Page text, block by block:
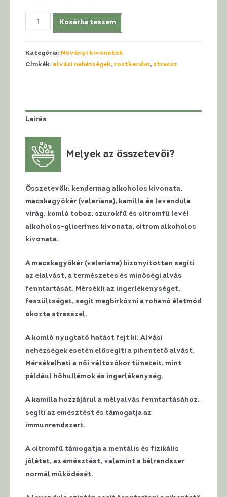
HerbaClass
Természetes
Kivonat
Kosárba teszem
Kategória: Növényi kivonatok
Címkék: alvási nehézségek, rostkender, stressz
Leírás
Melyek az összetevői?
Összetevők: kendermag alkoholos kivonata,
macskagyökér (valeriana), kamilla és levendula
virág, komló toboz, szurokfű és citromfű levél
alkoholos-glicerines kivonata, citrom alkoholos
kivonata.
A macskagyökér (veleriana) bizonyítottan segíti
az elalvást, a természetes és minőségi alvás
fenntartását. Mérsékli az ingerlékenységet,
feszültséget, segít megbirkózni a rohanó életmód
okozta stresszel.
A komló nyugtató hatást fejt ki. Alvási
nehézségek esetén elősegíti a pihentető alvást.
Mérsékelheti a női változókor tüneteit, mint
például hőhullámok és ingerlékenység.
A kamilla hozzájárul a mélyalvás fenntartásához,
segíti az emésztést és támogatja az
immunrendszert.
A citromfű támogatja a mentális és fizikális
jólétet, az emésztést, valamint a bélrendszer
normál működését.